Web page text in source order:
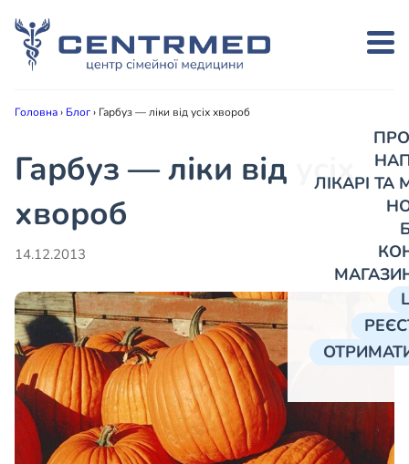
ЛІКАРІ
Головна› Блог› Гарбуз — ліки від усіх хвороб
Гарбуз — ліки від усіх
хвороб
14.12.2013